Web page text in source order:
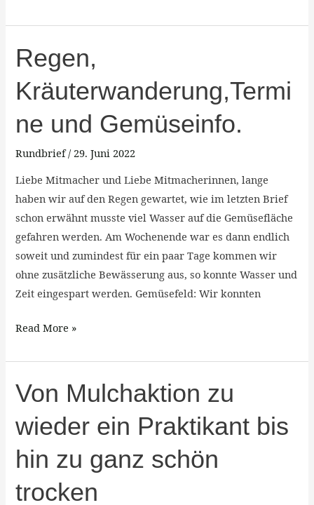
Regen,
Kräuterwanderung,Termi
ne und Gemüseinfo.
Rundbrief/ 29. Juni 2022
Liebe Mitmacher und Liebe Mitmacherinnen, lange
haben wir auf den Regen gewartet, wie im letzten Brief
schon erwähnt musste viel Wasser auf die Gemüsefläche
gefahren werden. Am Wochenende war es dann endlich
soweit und zumindest für ein paar Tage kommen wir
ohne zusätzliche Bewässerung aus, so konnte Wasser und
Zeit eingespart werden. Gemüsefeld: Wir konnten
Regen,
Kräuterwanderung,Termine
und
Read More »
Von Mulchaktion zu
wieder ein Praktikant bis
hin zu ganz schön
trocken
Von
Mulchaktion
zu
ein
Praktikant
bis